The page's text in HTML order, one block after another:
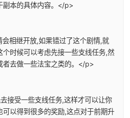
副本的具体内容。</p>
相继开放,如果错过了这个剧情,就
时候可以考虑先接一些支线任务,然
者去做一些法宝之类的。</p>
接受一些支线任务,这样才可以让你
以得到很多的奖励,这点对于前期升